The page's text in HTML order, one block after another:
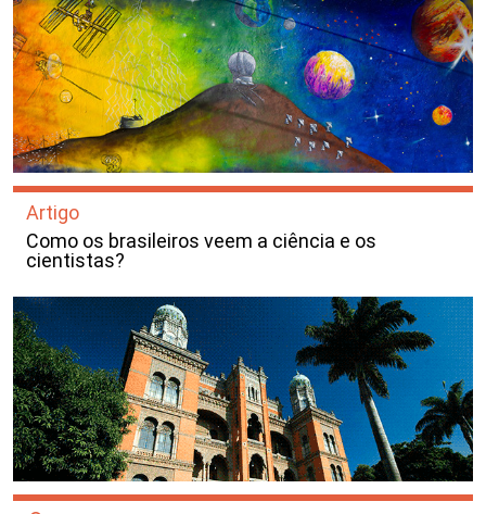
Artigo
Como os brasileiros veem a ciência e os
cientistas?